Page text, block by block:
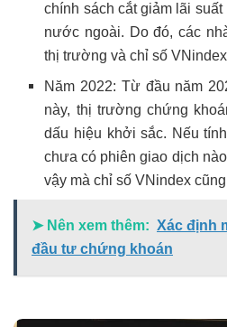
chính sách cắt giảm lãi
nước ngoài. Do đó, các
thị trường và chỉ số
Năm 2022: Từ đầu năm
này, thị trường chứng
dấu hiệu khởi sắc. Nếu
chưa có phiên giao dịch
vậy mà chỉ số VNindex
➤ Nên xem thêm: Xác định
đầu tư chứng khoán